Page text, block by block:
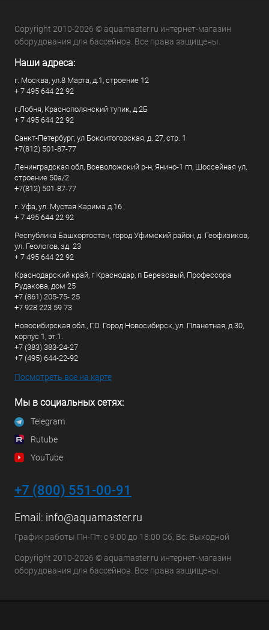
Copyright 2010-2026 © aquamaster.ru интернет-магазин
оборудования для бассейнов. Все права защищены.
Наши адреса:
г. Москва, ул.8 Марта, д.1, строение 12
+ 7 495 644 22 92
г.Лобня, Краснополянский тупик, д.2Б
+ 7 495 644 22 92
Санкт-Петербург, ул Бокситогорская, д. 27, стр. 1
+7(812) 501-87-77
Ленинградская обл, Всеволожский р-н, Янино-1 гп, Шоссейная ул,
строение 50а/2
+7(812) 501-87-77
г. Уфа, ул. Мустая Карима д.16
+ 7 495 644 22 92
Республика Башкортостан, город Уфимский район, д. Геофизиков,
ул. Геологов, зд. 23
+ 7 495 644 22 92
Краснодарский край, г Краснодар, п Березовый, Профессора
Рудакова, дом 25
+7 (861) 205-75- 25
+7 928 223 59 73
Новосибирская обл., Г.О. Город Новосибирск, ул. Планетная, д.30,
корпус 1, эт.1.
+7 (383) 383-24-27
+7 (495) 644-22-92
Посмотреть все на карте
Мы в социальных сетях:
Telegram
Rutube
YouTube
+7 (800) 551-00-91
Email: info@aquamaster.ru
График работы Пн-Пт: с 9:00 до 18:00 Сб, Вс: Выходной
Copyright 2010-2026 © aquamaster.ru интернет-магазин
оборудования для бассейнов. Все права защищены.